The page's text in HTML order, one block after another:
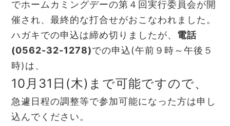
でホームカミングデーの第４回実行委員会が開
催され、最終的な打合せがおこなわれました。
ハガキでの申込は締め切りましたが、 電話
(0562-32-1278)での申込(午前９時～午後５
時)は、
10月31日(木)まで可能ですので、
急遽日程の調整等で参加可能になった方は申し
込んでください。